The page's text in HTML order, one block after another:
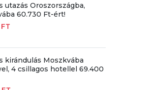
utazás Oroszországba,
60.730 Ft-ért!
kirándulás Moszkvába
4 csillagos hotellel 69.400